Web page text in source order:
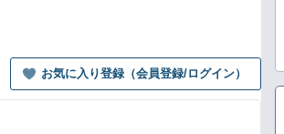
お気に入り登録（会員登録/ログイン）